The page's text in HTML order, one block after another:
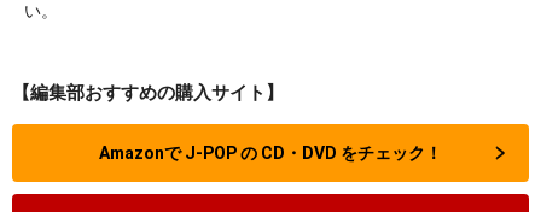
い。
【編集部おすすめの購入サイト】
Amazonで J-POP の CD・DVD をチェック！